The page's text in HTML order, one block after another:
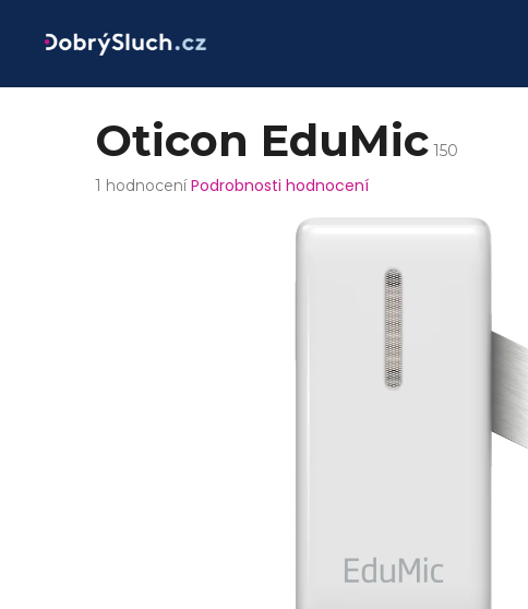
Oticon EduMic 150
Průměrné
1 hodnocení Podrobnosti hodnocení